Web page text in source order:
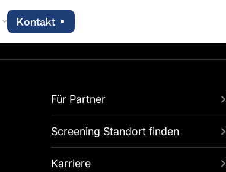
Kontakt
Für Partner
Screening Standort finden
Karriere